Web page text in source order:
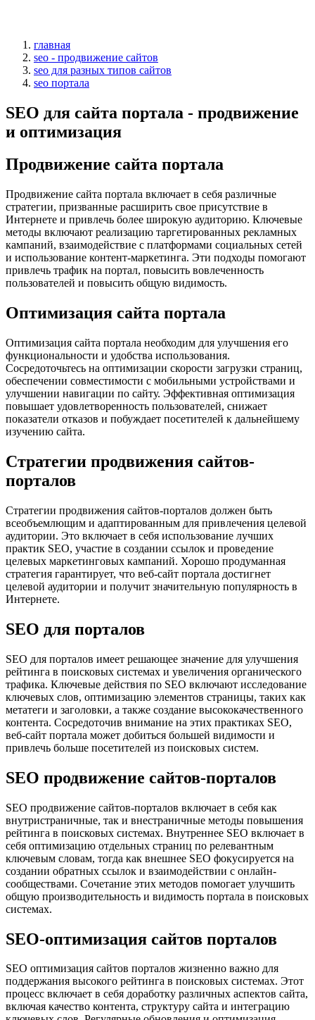
главная
seo - продвижение сайтов
seo для разных типов сайтов
seo портала
SEO для сайта портала - продвижение
и оптимизация
Продвижение сайта портала
Продвижение сайта портала включает в себя различные
стратегии, призванные расширить свое присутствие в
Интернете и привлечь более широкую аудиторию. Ключевые
методы включают реализацию таргетированных рекламных
кампаний, взаимодействие с платформами социальных сетей
и использование контент-маркетинга. Эти подходы помогают
привлечь трафик на портал, повысить вовлеченность
пользователей и повысить общую видимость.
Оптимизация сайта портала
Оптимизация сайта портала необходим для улучшения его
функциональности и удобства использования.
Сосредоточьтесь на оптимизации скорости загрузки страниц,
обеспечении совместимости с мобильными устройствами и
улучшении навигации по сайту. Эффективная оптимизация
повышает удовлетворенность пользователей, снижает
показатели отказов и побуждает посетителей к дальнейшему
изучению сайта.
Стратегии продвижения сайтов-
порталов
Стратегии продвижения сайтов-порталов должен быть
всеобъемлющим и адаптированным для привлечения целевой
аудитории. Это включает в себя использование лучших
практик SEO, участие в создании ссылок и проведение
целевых маркетинговых кампаний. Хорошо продуманная
стратегия гарантирует, что веб-сайт портала достигнет
целевой аудитории и получит значительную популярность в
Интернете.
SEO для порталов
SEO для порталов имеет решающее значение для улучшения
рейтинга в поисковых системах и увеличения органического
трафика. Ключевые действия по SEO включают исследование
ключевых слов, оптимизацию элементов страницы, таких как
метатеги и заголовки, а также создание высококачественного
контента. Сосредоточив внимание на этих практиках SEO,
веб-сайт портала может добиться большей видимости и
привлечь больше посетителей из поисковых систем.
SEO продвижение сайтов-порталов
SEO продвижение сайтов-порталов включает в себя как
внутристраничные, так и внестраничные методы повышения
рейтинга в поисковых системах. Внутреннее SEO включает в
себя оптимизацию отдельных страниц по релевантным
ключевым словам, тогда как внешнее SEO фокусируется на
создании обратных ссылок и взаимодействии с онлайн-
сообществами. Сочетание этих методов помогает улучшить
общую производительность и видимость портала в поисковых
системах.
SEO-оптимизация сайтов порталов
SEO оптимизация сайтов порталов жизненно важно для
поддержания высокого рейтинга в поисковых системах. Этот
процесс включает в себя доработку различных аспектов сайта,
включая качество контента, структуру сайта и интеграцию